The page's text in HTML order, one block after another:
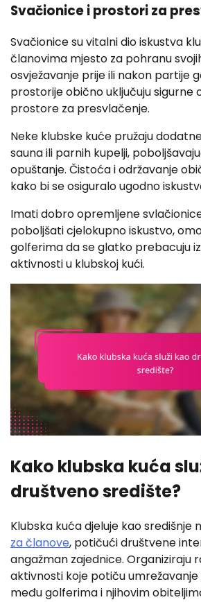
Svačionice i prostori za
Svačionice su vitalni dio iskustva
članovima mjesto za pohranu
osvježavanje prije ili nakon partije
prostorije obično uključuju sigurne
prostore za presvlačenje.
Neke klubske kuće pružaju
sauna ili parnih kupelji,
opuštanje. Čistoća i održavanje
kako bi se osiguralo ugodno
Imati dobro opremljene
poboljšati cjelokupno iskustvo,
golferima da se glatko prebacuju
aktivnosti u klubskoj kući.
Kako klubska kuća
društveno središte?
Klubska kuća djeluje kao središnje
za članove, potičući društvene
angažman zajednice. Organiziraju
aktivnosti koje potiču umrežavanje
među golferima i njihovim